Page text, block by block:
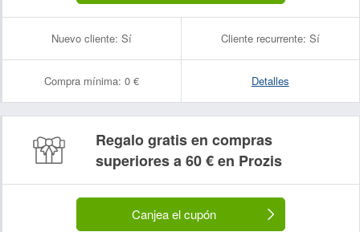
Nuevo cliente: Sí Cliente recurrente: Sí
Compra mínima: 0 € Detalles
Regalo gratis en compras
superiores a 60 € en Prozis
Canjea el cupón